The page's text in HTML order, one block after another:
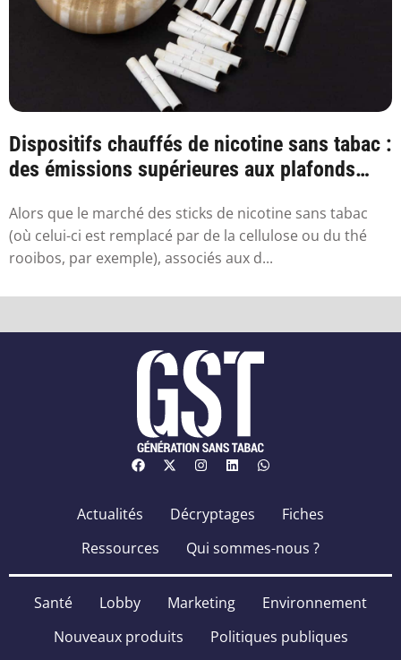
Dispositifs chauffés de nicotine sans tabac :
des émissions supérieures aux plafonds
Alors que le marché des sticks de nicotine sans tabac
(où celui-ci est remplacé par de la cellulose ou du thé
rooibos, par exemple), associés aux d...
Actualités Décryptages
Fiches
Ressources
Qui sommes-nous ?
Santé Lobby Marketing
Environnement
Nouveaux produits
Politiques publiques